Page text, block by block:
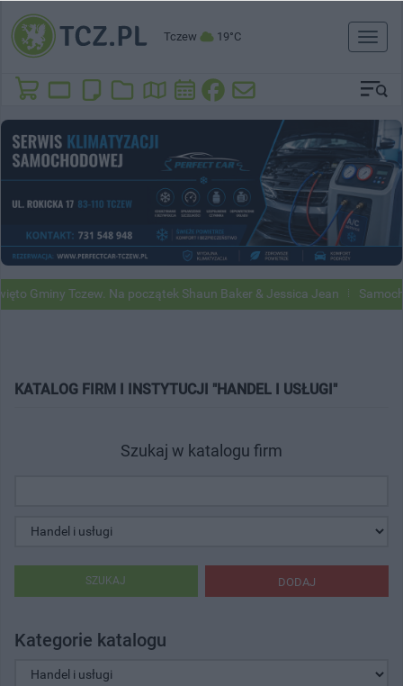
Tczew 19°C
Toggle
Gminy Tczew. Na początek Shaun Baker & Jessica Jean
KATALOG FIRM I INSTYTUCJI "HANDEL I USŁUGI"
Szukaj w katalogu firm
DODAJ
SZUKAJ
Kategorie katalogu